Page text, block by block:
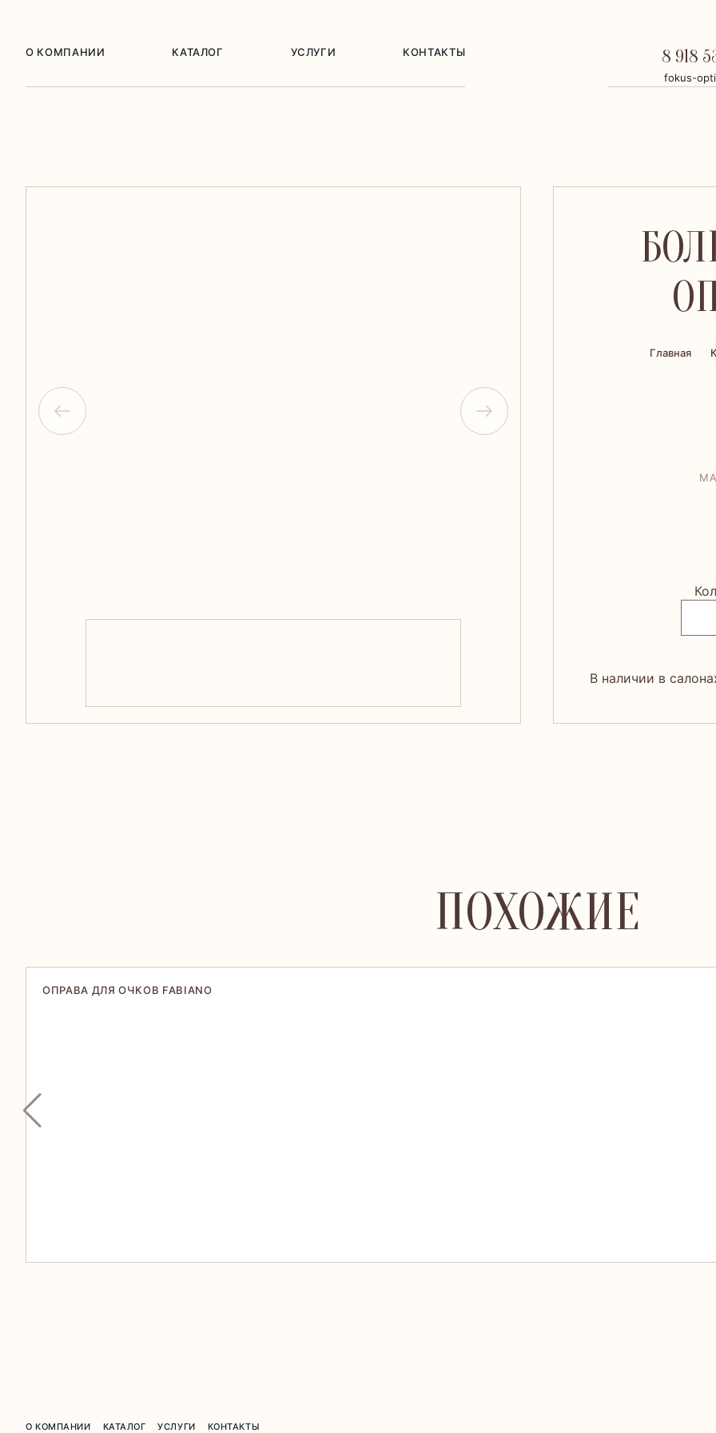
О КОМПАНИИ КАТАЛОГ УСЛУГИ КОНТАКТЫ 8 918
fokus-
Главная
В наличии в
ПОХОЖИЕ
ОПРАВА ДЛЯ ОЧКОВ FABIANO
О КОМПАНИИ КАТАЛОГ УСЛУГИ КОНТАКТЫ